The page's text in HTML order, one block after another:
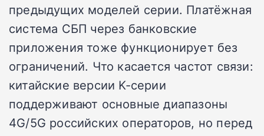
предыдущих моделей серии. Платёжная
система СБП через банковские
приложения тоже функционирует без
ограничений. Что касается частот связи:
китайские версии K-серии
поддерживают основные диапазоны
4G/5G российских операторов, но перед